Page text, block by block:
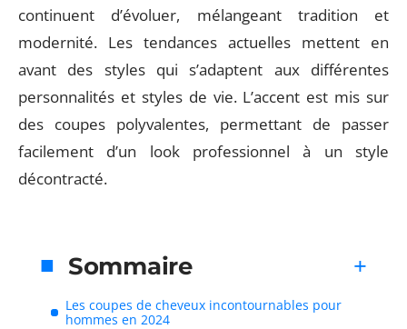
continuent d’évoluer, mélangeant tradition et
modernité. Les tendances actuelles mettent en
avant des styles qui s’adaptent aux différentes
personnalités et styles de vie. L’accent est mis sur
des coupes polyvalentes, permettant de passer
facilement d’un look professionnel à un style
décontracté.
Sommaire
Les coupes de cheveux incontournables pour
hommes en 2024